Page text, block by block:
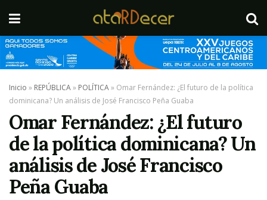
Inicio » REPÚBLICA» POLÍTICA» Omar Fernández: ¿El futuro de la política
dominicana? Un análisis de José Francisco Peña Guaba
Omar Fernández: ¿El futuro
de la política dominicana? Un
análisis de José Francisco
Peña Guaba